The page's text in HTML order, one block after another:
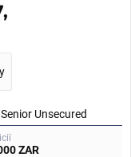
Unsecured
ZAR